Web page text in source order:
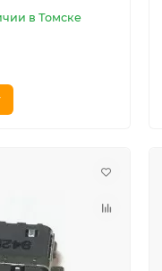
в Томске